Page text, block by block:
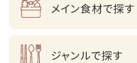
メイン食材で探す
ジャンルで探す